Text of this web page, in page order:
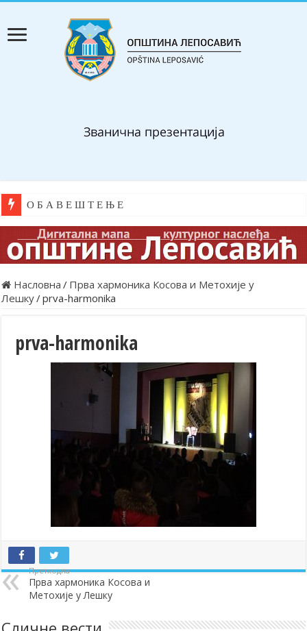
О Б А В Е Ш Т Е Њ Е
Насловна / Прва хармоника Косова и Метохије у
Лешку/prva-harmonika
prva-harmonika
Претходна
Прва хармоника Косова и
Метохије у Лешку